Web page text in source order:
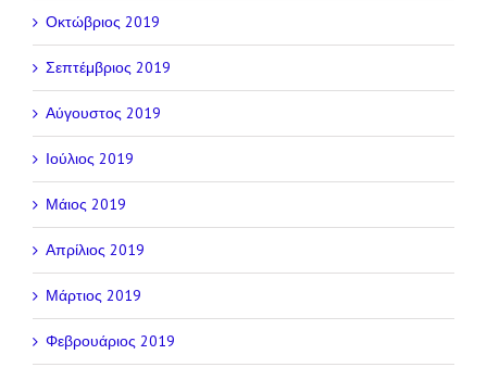
Οκτώβριος 2019
Σεπτέμβριος 2019
Αύγουστος 2019
Ιούλιος 2019
Μάιος 2019
Απρίλιος 2019
Μάρτιος 2019
Φεβρουάριος 2019